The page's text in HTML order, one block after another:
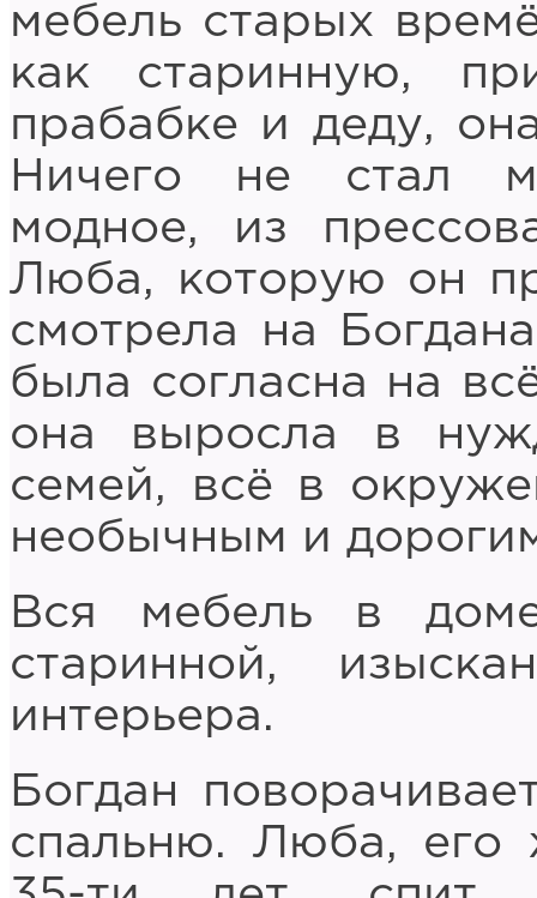
мебель старых
как старинную,
прабабке и деду,
Ничего не стал
модное, из
Люба, которую он
смотрела на
была согласна на
она выросла в
семей, всё в
необычным и
Вся мебель в
старинной,
интерьера.
Богдан
спальню. Люба, его